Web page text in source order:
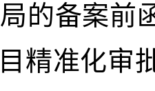
的备案前
精准化审